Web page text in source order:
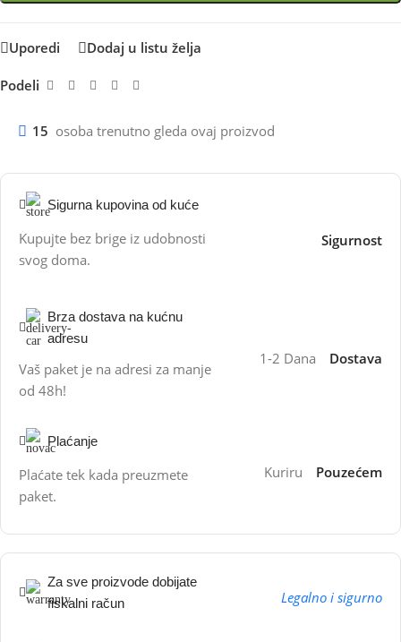
Uporedi Dodaj u listu želja
Podeli
15 osoba trenutno gleda ovaj proizvod
Sigurna kupovina od kuće
Kupujte bez brige iz udobnosti
svog doma.
Sigurnost
Brza dostava na kućnu
adresu
Vaš paket je na adresi za manje
od 48h!
1-2 Dana Dostava
Plaćanje
Plaćate tek kada preuzmete
paket.
Kuriru Pouzećem
Za sve proizvode dobijate
fiskalni račun
Legalno i sigurno